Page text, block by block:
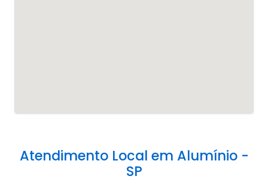
Atendimento Local em Alumínio -
SP